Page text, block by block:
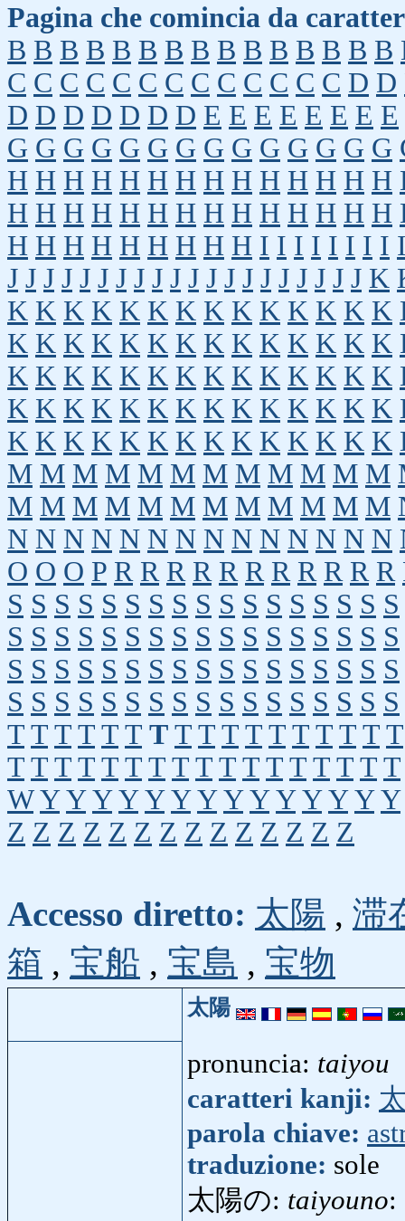
Pagina che comincia da
B B B B B B B B B B B B B B B
C C C C C C C C C C C C C D D
D D D D D D D E E E E E E E E
G G G G G G G G G G G G G G
H H H H H H H H H H H H H H
H H H H H H H H H H H H H H
H H H H H H H H H I I I I I I I I
J J J J J J J J J J J J J J J J J J J J K
K K K K K K K K K K K K K K
K K K K K K K K K K K K K K
K K K K K K K K K K K K K K
K K K K K K K K K K K K K K
K K K K K K K K K K K K K K
M M M M M M M M M M M M
M M M M M M M M M M M M
N N N N N N N N N N N N N N
O O O P R R R R R R R R R R R
S S S S S S S S S S S S S S S S S
S S S S S S S S S S S S S S S S S
S S S S S S S S S S S S S S S S S
S S S S S S S S S S S S S S S S S
T T T T T T T T T T T T T T T T T
T T T T T T T T T T T T T T T T T
W Y Y Y Y Y Y Y Y Y Y Y Y Y Y
Z Z Z Z Z Z Z Z Z Z Z Z Z Z
Accesso diretto: 太陽 , 滞
箱 , 宝船 , 宝島 , 宝物
太陽
pronuncia: taiyou
caratteri kanji:
parola chiave:
traduzione: sole
太陽の: taiyouno: